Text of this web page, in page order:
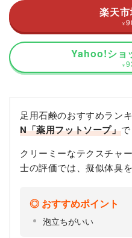
楽天
¥
Yahoo!ショ
¥
足用石鹸のおすすめラン
N「薬用フットソープ」で
クリーミーなテクスチャ
士の評価では、擬似体臭
おすすめポイント
泡立ちがいい